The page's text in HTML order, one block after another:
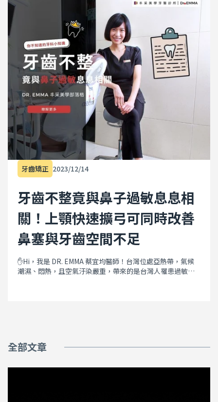
牙齒矯正 2023/12/14
牙齒不整竟與鼻子過敏息息相
關！上顎快速擴弓可同時改善
鼻塞與牙齒空間不足
✋Hi，我是 DR. EMMA 蔡宜均醫師！台灣位處亞熱帶，氣候
潮濕、悶熱，且空氣汙染嚴重，帶來的是台灣人罹患過敏性
弓狹窄、鼻道狹窄與鼻中隔彎曲、牙齒凌亂、暴牙、深咬、
容易打呼，還可能變成睡眠呼吸中止症，開啟許多老年時慢
全部文章